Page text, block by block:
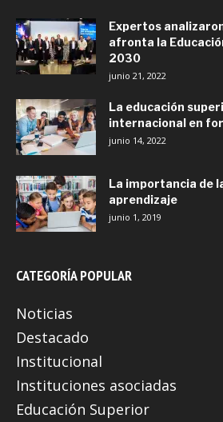
Expertos
afronta la
2030
junio 21, 2022
La educación
internacional en
junio 14, 2022
La importancia de
aprendizaje
junio 1, 2019
CATEGORÍA POPULAR
Noticias
Destacado
Institucional
Instituciones asociadas
Educación Superior